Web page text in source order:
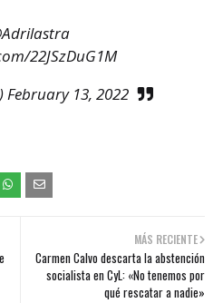
22JSzDuG1M
February 13, 2022
MÁS RECIENTE
Carmen Calvo descarta la abstención
socialista en CyL: «No tenemos por
qué rescatar a nadie»